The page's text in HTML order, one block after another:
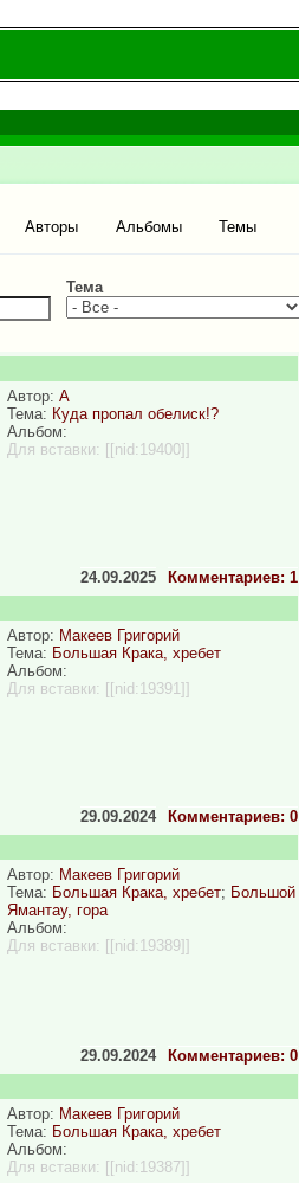
Авторы Альбомы Темы
Тема
Автор: А
Тема: Куда пропал обелиск!?
Альбом:
Для вставки: [[nid:19400]]
Комментариев: 1
24.09.2025
Автор: Макеев Григорий
Тема: Большая Крака, хребет
Альбом:
Для вставки: [[nid:19391]]
Комментариев: 0
29.09.2024
Автор: Макеев Григорий
Тема: Большая Крака, хребет; Большой
Ямантау, гора
Альбом:
Для вставки: [[nid:19389]]
Комментариев: 0
29.09.2024
Автор: Макеев Григорий
Тема: Большая Крака, хребет
Альбом:
Для вставки: [[nid:19387]]